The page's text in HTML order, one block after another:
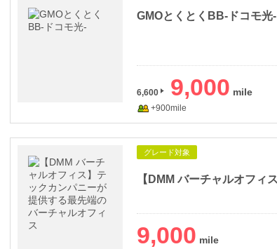
GMOとくとくBB-ドコモ光-
6,600 9,000
+900mile
グレード対象
9,000